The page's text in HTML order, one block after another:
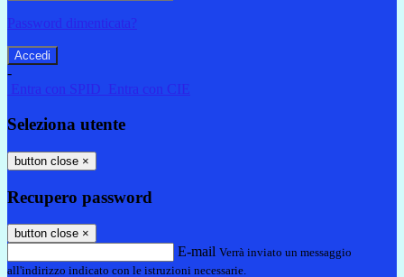
Password dimenticata?
-
Entra con SPID
Entra con CIE
Seleziona utente
button close ×
Recupero password
button close ×
E-mail Verrà inviato un messaggio
all'indirizzo indicato con le istruzioni necessarie.